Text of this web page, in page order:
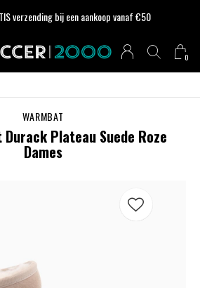
0
verzending bij een aankoop vanaf €50
WARMBAT
Plateau Suede Roze
Dames